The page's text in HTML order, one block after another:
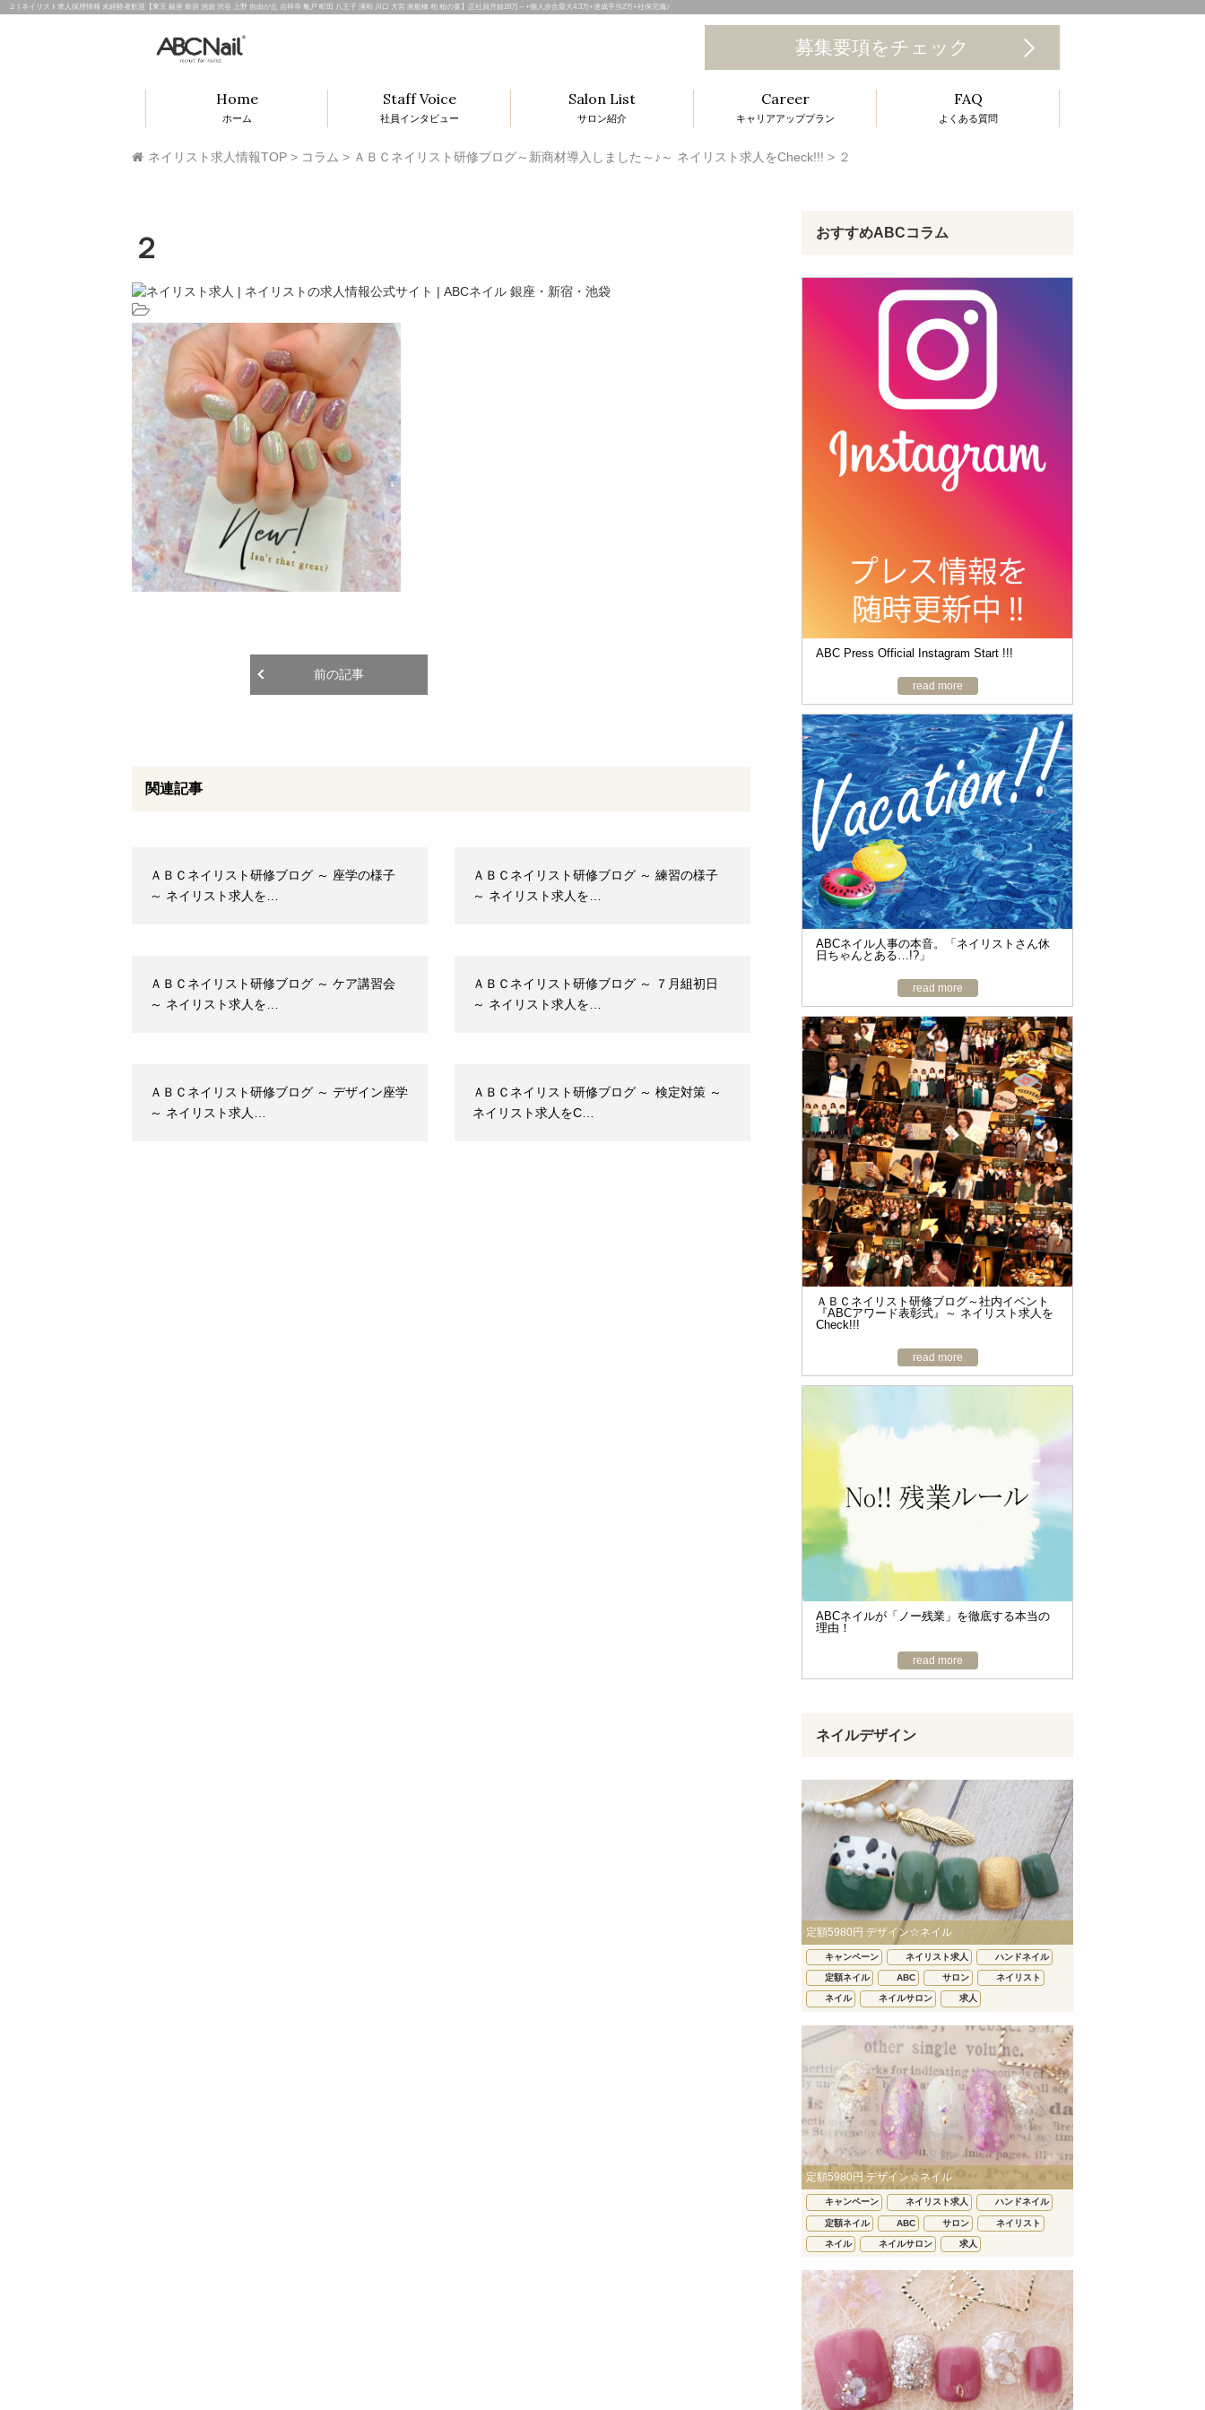
２ | ネイリスト求人採用情報 未経験者歓迎【東京 銀座 新宿 池袋 渋谷 上野 自由が丘 吉祥寺 亀戸 町田 八王子 浦和 川口 大宮 南船橋 柏 柏の葉】正社員月給28万～+個人歩合最大4.3万+達成手当2万+社保完備♪
T
o
g
g
l
募集要項をチェック
Home
ホーム
Staff Voice
社員インタビュー
Salon List
サロン紹介
Career
キャリアアッププラン
FAQ
よくある質問
ネイリスト求人情報TOP > コラム > ＡＢＣネイリスト研修ブログ～新商材導入しました～♪～ ネイリスト求人をCheck!!! > ２
２
前の記事
関連記事
ＡＢＣネイリスト研修ブログ ～ 座学の様子
～ ネイリスト求人を…
ＡＢＣネイリスト研修ブログ ～ 練習の様子
～ ネイリスト求人を…
ＡＢＣネイリスト研修ブログ ～ ケア講習会
～ ネイリスト求人を…
ＡＢＣネイリスト研修ブログ ～ ７月組初日
～ ネイリスト求人を…
ＡＢＣネイリスト研修ブログ ～ デザイン座学
～ ネイリスト求人…
ＡＢＣネイリスト研修ブログ ～ 検定対策 ～
ネイリスト求人をC…
おすすめABCコラム
ABC Press Official Instagram Start !!!
read more
ABCネイル人事の本音。「ネイリストさん休
日ちゃんとある…!?」
read more
ＡＢＣネイリスト研修ブログ～社内イベント
『ABCアワード表彰式』～ ネイリスト求人を
Check!!!
read more
ABCネイルが「ノー残業」を徹底する本当の
理由！
read more
ネイルデザイン
定額5980円 デザイン☆ネイル
キャンペーン ネイリスト求人 ハンドネイル
定額ネイル ABC サロン ネイリスト
ネイル ネイルサロン 求人
定額5980円 デザイン☆ネイル
キャンペーン ネイリスト求人 ハンドネイル
定額ネイル ABC サロン ネイリスト
ネイル ネイルサロン 求人